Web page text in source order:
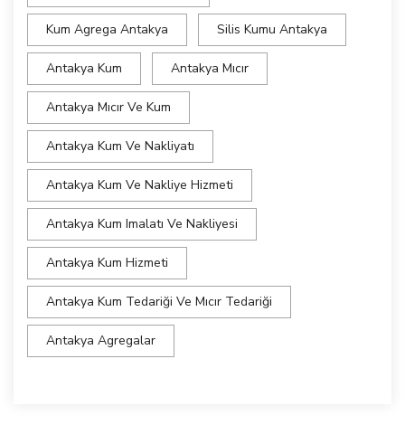
Kum Agrega Antakya Silis Kumu Antakya
Antakya Kum Antakya Mıcır
Antakya Mıcır Ve Kum
Antakya Kum Ve Nakliyatı
Antakya Kum Ve Nakliye Hizmeti
Antakya Kum Imalatı Ve Nakliyesi
Antakya Kum Hizmeti
Antakya Kum Tedariği Ve Mıcır Tedariği
Antakya Agregalar